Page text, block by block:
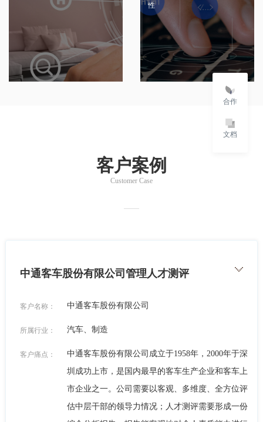
性
客户案例
Customer Case
中通客车股份有限公司管理人才测评
客户名称： 中通客车股份有限公司
所属行业： 汽车、制造
客户痛点：
中通客车股份有限公司成立于1958年，2000年于深
圳成功上市，是国内最早的客车生产企业和客车上
市企业之一。公司需要以客观、多维度、全方位评
估中层干部的领导力情况；人才测评需要形成一份
合作
文档